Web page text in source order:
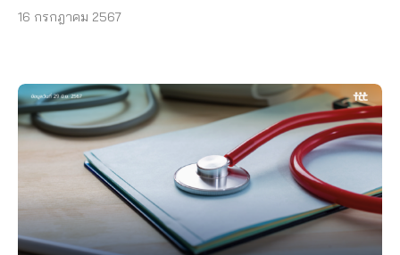
16 กรกฎาคม 2567